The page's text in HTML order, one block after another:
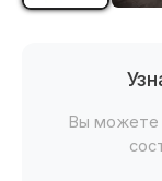
Вы можете